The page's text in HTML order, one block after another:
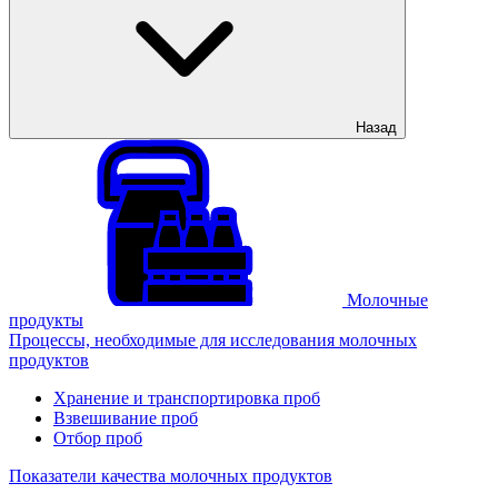
Назад
Молочные
продукты
Процессы, необходимые для исследования молочных
продуктов
Хранение и транспортировка проб
Взвешивание проб
Отбор проб
Показатели качества молочных продуктов